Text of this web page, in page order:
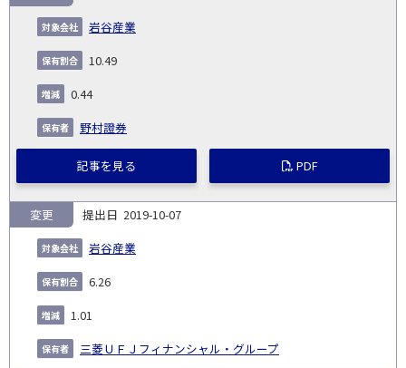
岩谷産業
10.49
0.44
野村證券
記事を見る PDF
2019-10-07
岩谷産業
変更
6.26
1.01
三菱ＵＦＪフィナンシャル・グループ